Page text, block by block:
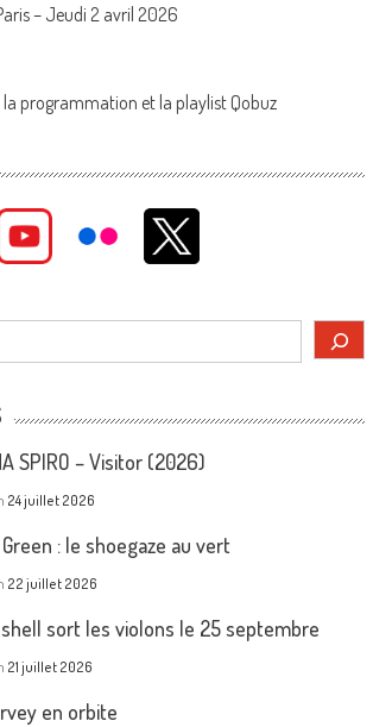
– Jeudi 2 avril 2026
la programmation et la playlist Qobuz
SPIRO – Visitor (2026)
24 juillet 2026
Green : le shoegaze au vert
22 juillet 2026
sort les violons le 25 septembre
21 juillet 2026
en orbite